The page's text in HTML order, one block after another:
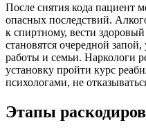
После снятия кода пациент
опасных последствий.
к спиртному, вести
становятся очередной
работы и семьи. Наркологи
установку пройти курс
психологами, не
Этапы